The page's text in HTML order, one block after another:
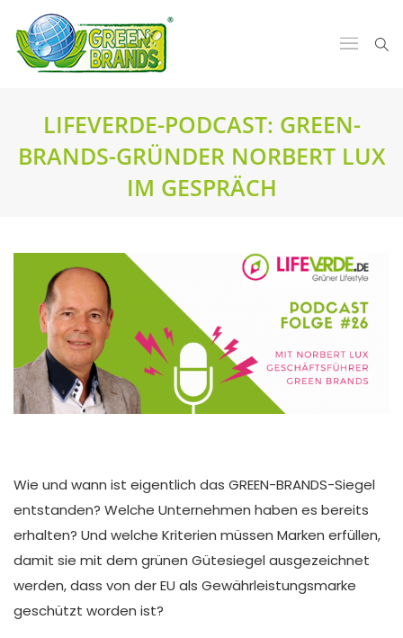
LIFEVERDE-PODCAST: GREEN-
BRANDS-GRÜNDER NORBERT LUX
IM GESPRÄCH
Wie und wann ist eigentlich das GREEN-BRANDS-Siegel
entstanden? Welche Unternehmen haben es bereits
erhalten? Und welche Kriterien müssen Marken erfüllen,
damit sie mit dem grünen Gütesiegel ausgezeichnet
werden, dass von der EU als Gewährleistungsmarke
geschützt worden ist?